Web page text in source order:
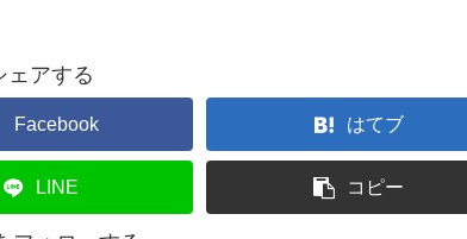
ェアする
Facebook はてブ
LINE コピー